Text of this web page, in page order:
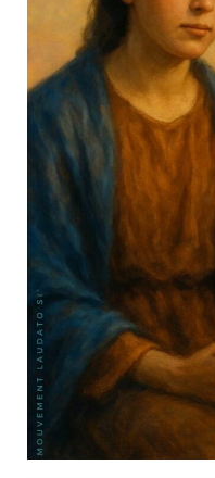
Actualités
Tutelle